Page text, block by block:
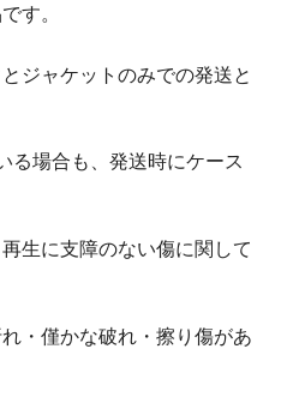
す。
ジャケットのみでの発送と
る場合も、発送時にケース
生に支障のない傷に関して
・僅かな破れ・擦り傷があ